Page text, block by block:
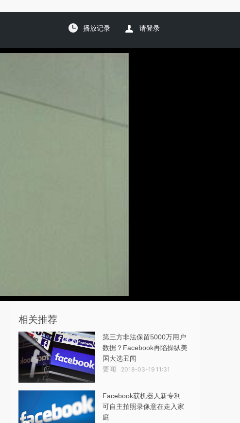
播放记录 请登录
相关推荐
第三方非法保留5000万用户
数据？Facebook再陷操纵美
国大选丑闻
要闻 2018-03-19 11:31
Facebook获机器人新专利
可自主拍照录像意在走入家
庭